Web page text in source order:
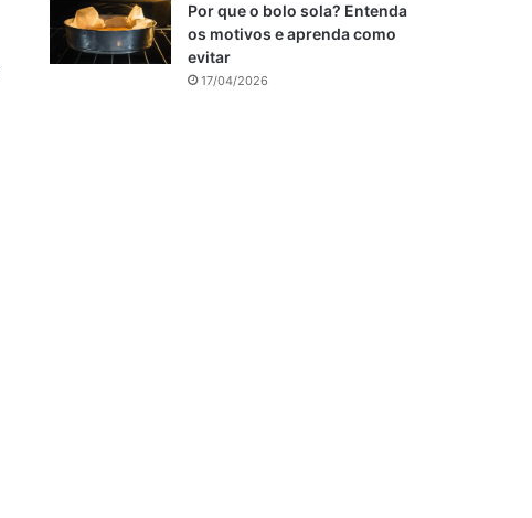
Por que o bolo sola? Entenda
os motivos e aprenda como
evitar
17/04/2026